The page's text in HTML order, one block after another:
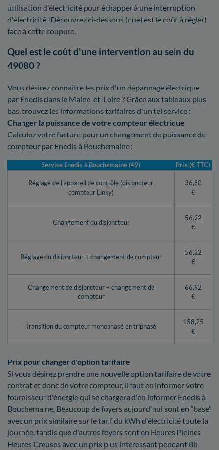
utilisation d'électricité pour échapper à une interruption
d'électricité !Découvrez ci-dessous (quel est le coût à régler)
face à cette coupure.
Quel est le coût d'une intervention au sein du
49080 ?
Vous désirez connaître les prix d'un dépannage électrique
par Enedis dans le Maine-et-Loire ? Grâce aux tableaux plus
bas, trouvez les informations tarifaires d'un tel service :
Changer la puissance de votre compteur électrique
Calculez votre facture pour un changement de puissance de
compteur par Enedis à Bouchemaine :
Service Enedis à Bouchemaine (49) Prix (€ TTC)
Réglage de l’appareil de contrôle (disjoncteur,
compteur Linky)
36,80
€
Changement du disjoncteur
56,22
€
Réglage du disjoncteur + changement de compteur
56,22
€
Changement de disjoncteur + changement de
compteur
66,92
€
Transition du compteur monophasé en triphasé
158,75
€
Prix pour changer d'option tarifaire
Si vous désirez prendre une nouvelle option tarifaire de votre
contrat et donc de votre compteur, il faut en informer votre
fournisseur d'énergie qui se chargera d'en informer Enedis à
Bouchemaine. Beaucoup de foyers aujourd'hui sont en “base”
avec un prix similaire sur le tarif du kWh d'électricité toute la
journée, tandis que d'autres foyers sont en Heures Pleines
Heures Creuses avec un prix plus intéressant pendant 8h